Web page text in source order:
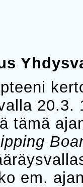
20.3.
tämä
em.